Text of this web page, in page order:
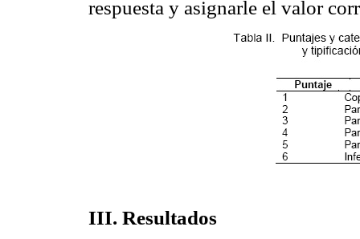
respuesta y asignarle el valor
III. Resultados